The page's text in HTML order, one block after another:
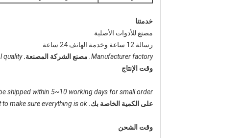
خدمتنا
مصنع للأدوات الأصلية
رسالة 12 ساعة وخدمة الهاتف 24 ساعة
Manufacturer factory. مصنع الشركة المصنعة. quality.
وقت الإنتاج
shipped within 5~10 working days for small order.
على الكمية الخاصة بك. make sure everything is ok.
وقت الشحن